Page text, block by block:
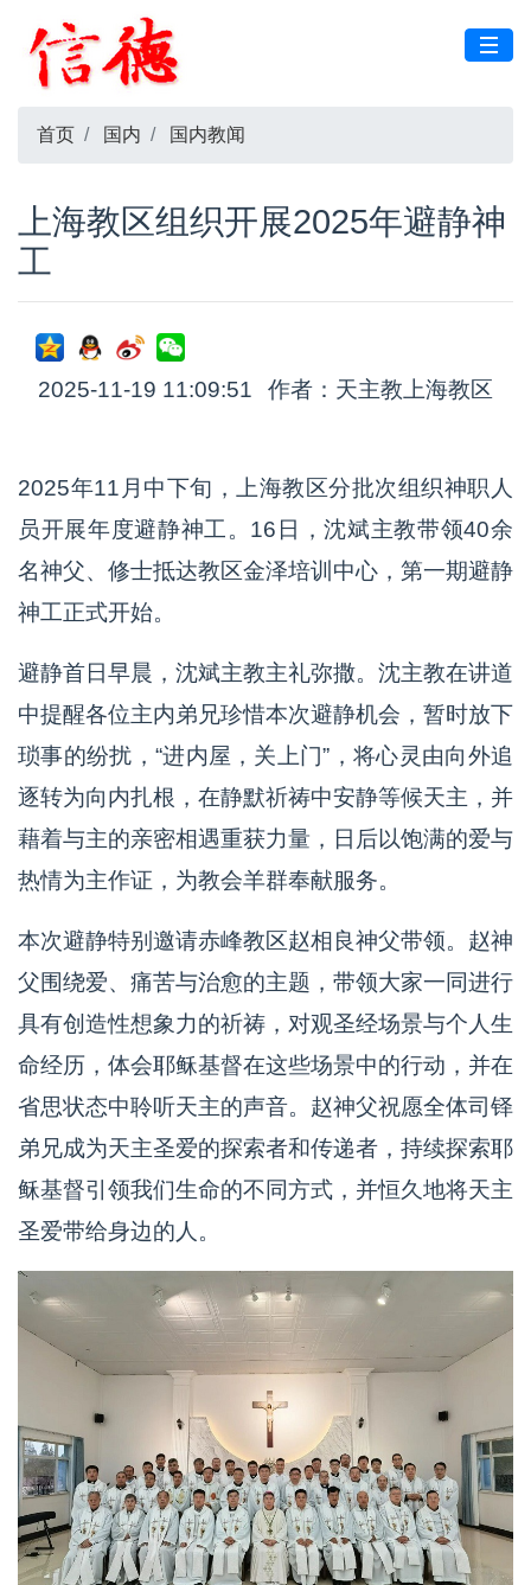
首页 国内 国内教闻
上海教区组织开展2025年避静神
工
2025-11-19 11:09:51 作者：天主教上海教区
2025年11月中下旬，上海教区分批次组织神职人
员开展年度避静神工。16日，沈斌主教带领40余
名神父、修士抵达教区金泽培训中心，第一期避静
神工正式开始。
避静首日早晨，沈斌主教主礼弥撒。沈主教在讲道
中提醒各位主内弟兄珍惜本次避静机会，暂时放下
琐事的纷扰，“进内屋，关上门”，将心灵由向外追
逐转为向内扎根，在静默祈祷中安静等候天主，并
藉着与主的亲密相遇重获力量，日后以饱满的爱与
热情为主作证，为教会羊群奉献服务。
本次避静特别邀请赤峰教区赵相良神父带领。赵神
父围绕爱、痛苦与治愈的主题，带领大家一同进行
具有创造性想象力的祈祷，对观圣经场景与个人生
命经历，体会耶稣基督在这些场景中的行动，并在
省思状态中聆听天主的声音。赵神父祝愿全体司铎
弟兄成为天主圣爱的探索者和传递者，持续探索耶
稣基督引领我们生命的不同方式，并恒久地将天主
圣爱带给身边的人。